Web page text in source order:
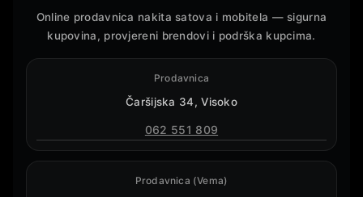
Online prodavnica nakita satova i mobitela — sigurna
kupovina, provjereni brendovi i podrška kupcima.
Prodavnica
Čaršijska 34, Visoko
062 551 809
Prodavnica (Vema)